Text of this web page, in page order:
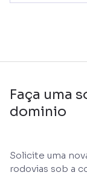
Faça uma
dominio
Solicite uma
rodovias sob a